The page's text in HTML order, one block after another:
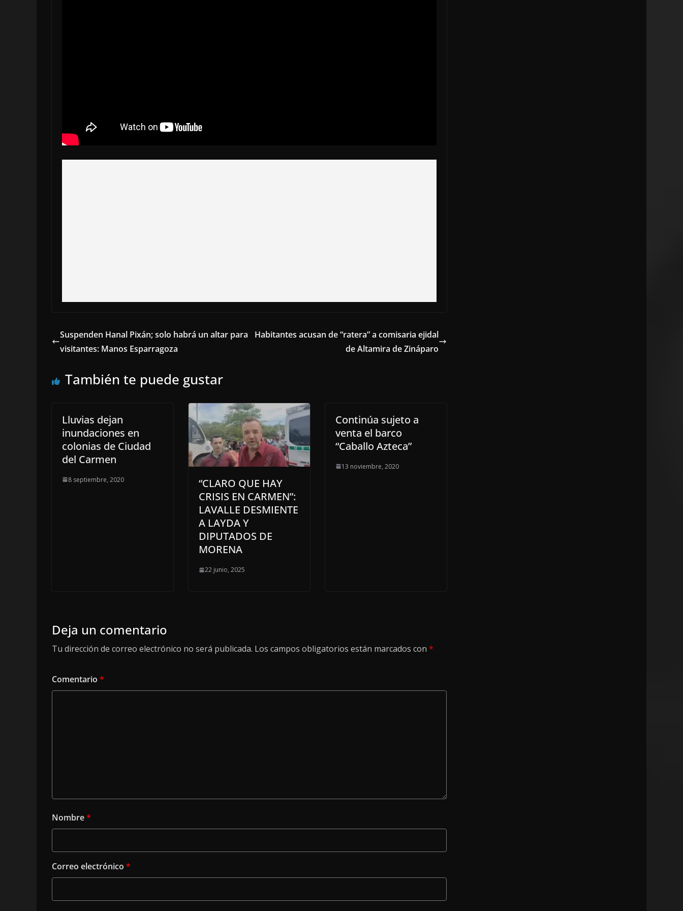
Suspenden Hanal Pixán; solo habrá un altar para
visitantes: Manos Esparragoza
Habitantes acusan de “ratera” a comisaria ejidal
de Altamira de Zináparo
También te puede gustar
Lluvias dejan
inundaciones en
colonias de Ciudad
del Carmen
8 septiembre, 2020
“CLARO QUE HAY
CRISIS EN CARMEN”:
LAVALLE DESMIENTE
A LAYDA Y
DIPUTADOS DE
MORENA
22 junio, 2025
Continúa sujeto a
venta el barco
“Caballo Azteca”
13 noviembre, 2020
Deja un comentario
Tu dirección de correo electrónico no será publicada. Los campos obligatorios están marcados con *
Comentario *
Nombre*
Correo electrónico *